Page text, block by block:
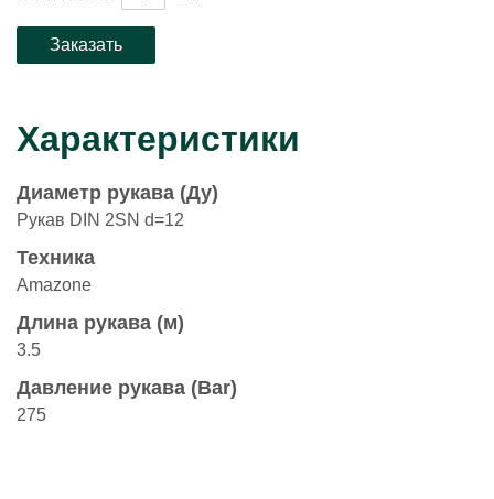
Характеристики
Диаметр рукава (Ду)
Рукав DIN 2SN d=12
Техника
Amazonе
Длина рукава (м)
3.5
Давление рукава (Bar)
275